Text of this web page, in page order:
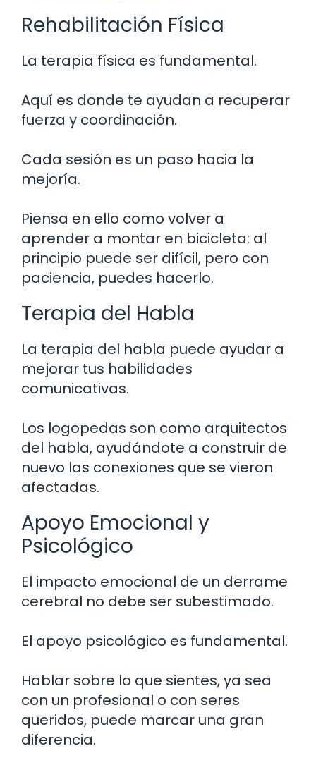
Rehabilitación Física
La terapia física es fundamental.
Aquí es donde te ayudan a recuperar
fuerza y coordinación.
Cada sesión es un paso hacia la
mejoría.
Piensa en ello como volver a
aprender a montar en bicicleta: al
principio puede ser difícil, pero con
paciencia, puedes hacerlo.
Terapia del Habla
La terapia del habla puede ayudar a
mejorar tus habilidades
comunicativas.
Los logopedas son como arquitectos
del habla, ayudándote a construir de
nuevo las conexiones que se vieron
afectadas.
Apoyo Emocional y
Psicológico
El impacto emocional de un derrame
cerebral no debe ser subestimado.
El apoyo psicológico es fundamental.
Hablar sobre lo que sientes, ya sea
con un profesional o con seres
queridos, puede marcar una gran
diferencia.